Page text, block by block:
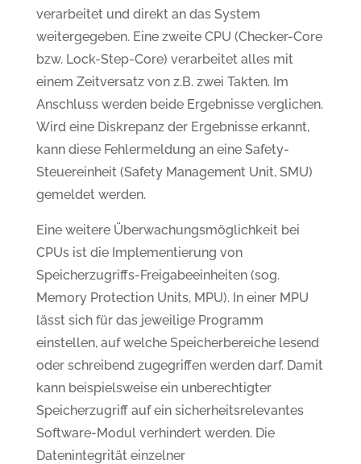
verarbeitet und direkt an das System
weitergegeben. Eine zweite CPU (Checker-Core
bzw. Lock-Step-Core) verarbeitet alles mit
einem Zeitversatz von z.B. zwei Takten. Im
Anschluss werden beide Ergebnisse verglichen.
Wird eine Diskrepanz der Ergebnisse erkannt,
kann diese Fehlermeldung an eine Safety-
Steuereinheit (Safety Management Unit, SMU)
gemeldet werden.
Eine weitere Überwachungsmöglichkeit bei
CPUs ist die Implementierung von
Speicherzugriffs-Freigabeeinheiten (sog.
Memory Protection Units, MPU). In einer MPU
lässt sich für das jeweilige Programm
einstellen, auf welche Speicherbereiche lesend
oder schreibend zugegriffen werden darf. Damit
kann beispielsweise ein unberechtigter
Speicherzugriff auf ein sicherheitsrelevantes
Software-Modul verhindert werden. Die
Datenintegrität einzelner